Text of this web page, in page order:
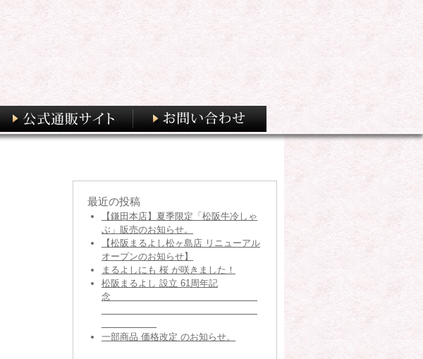
最近の投稿
【鎌田本店】夏季限定「松阪牛冷しゃ
ぶ」販売のお知らせ。
【松阪まるよし松ヶ島店 リニューアル
オープンのお知らせ】
まるよしにも 桜 が咲きました！
松阪まるよし 設立 61周年記
念
一部商品 価格改定 のお知らせ。